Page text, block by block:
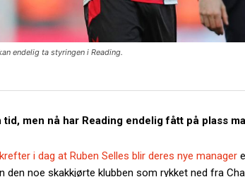
endelig ta styringen i Reading.
tid, men nå har Reading endelig fått på plass
i dag at Ruben Selles blir deres nye manager
den noe skakkjørte klubben som rykket ned fra